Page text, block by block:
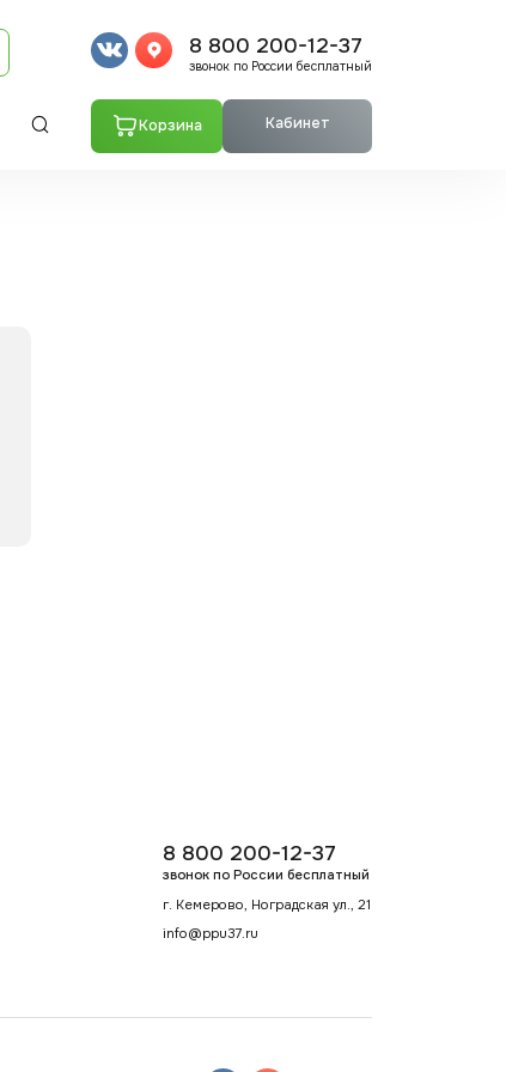
8 800 200-12-37
звонок по России бесплатный
Корзина Кабинет
8 800 200-12-37
звонок по России бесплатный
г. Кемерово, Ноградская ул., 21
info@ppu37.ru